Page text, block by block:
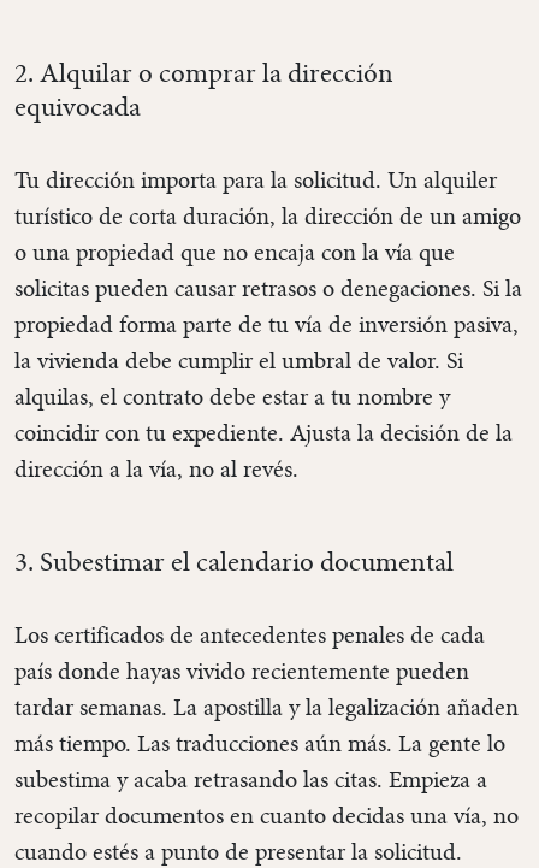
2. Alquilar o comprar la dirección
equivocada
Tu dirección importa para la solicitud. Un alquiler
turístico de corta duración, la dirección de un amigo
o una propiedad que no encaja con la vía que
solicitas pueden causar retrasos o denegaciones. Si la
propiedad forma parte de tu vía de inversión pasiva,
la vivienda debe cumplir el umbral de valor. Si
alquilas, el contrato debe estar a tu nombre y
coincidir con tu expediente. Ajusta la decisión de la
dirección a la vía, no al revés.
3. Subestimar el calendario documental
Los certificados de antecedentes penales de cada
país donde hayas vivido recientemente pueden
tardar semanas. La apostilla y la legalización añaden
más tiempo. Las traducciones aún más. La gente lo
subestima y acaba retrasando las citas. Empieza a
recopilar documentos en cuanto decidas una vía, no
cuando estés a punto de presentar la solicitud.